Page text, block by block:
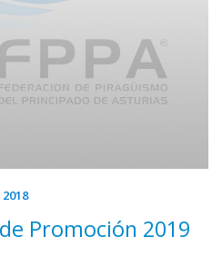
2018
Promoción 2019